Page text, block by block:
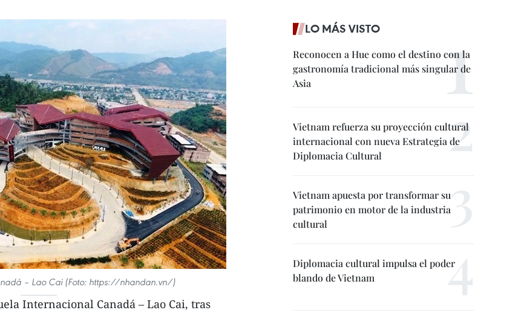
– Lao Cai (Foto: https://nhandan.vn/)
Internacional Canadá – Lao Cai, tras
LO MÁS VISTO
Reconocen a Hue como el destino con la
gastronomía tradicional más singular de
Asia
Vietnam refuerza su proyección cultural
internacional con nueva Estrategia de
Diplomacia Cultural
Vietnam apuesta por transformar su
patrimonio en motor de la industria
cultural
Diplomacia cultural impulsa el poder
blando de Vietnam